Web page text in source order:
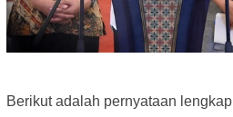
Berikut adalah pernyataan lengkap